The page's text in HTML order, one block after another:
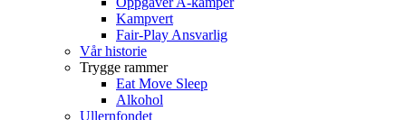
Kampvert
Fair-Play Ansvarlig
Vår historie
Trygge rammer
Eat Move Sleep
Alkohol
Ullernfondet